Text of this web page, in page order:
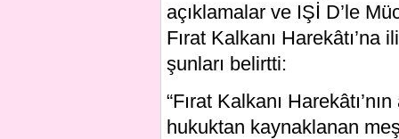
açıklamalar ve IŞİ D’le
Fırat Kalkanı Harekâtı’na
şunları belirtti:
“Fırat Kalkanı
hukuktan kaynaklanan